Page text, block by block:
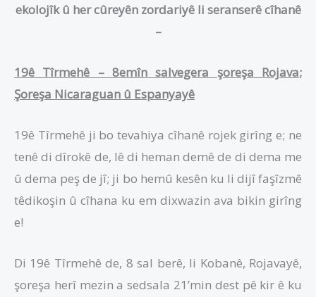
ekolojîk û her cûreyên zordariyê li seranserê cîhanê
–
19ê Tîrmehê – 8emîn salvegera şoreşa Rojava;
Şoreşa Nicaraguan û Espanyayê
19ê Tîrmehê ji bo tevahiya cîhanê rojek girîng e; ne
tenê di dîrokê de, lê di heman demê de di dema me
û dema peş de jî; ji bo hemû kesên ku li dijî faşîzmê
têdikoşin û cîhana ku em dixwazin ava bikin girîng
e!
Di 19ê Tîrmehê de, 8 sal berê, li Kobanê, Rojavayê,
şoreşa herî mezin a sedsala 21’min dest pê kir ê ku